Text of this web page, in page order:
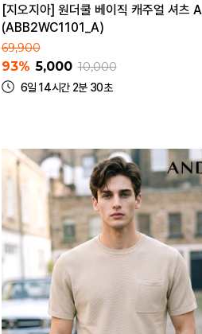
[지오지아] 원더쿨 베이직 캐주얼 셔츠 A
(ABB2WC1101_A)
69,900
93% 5,000 10,000
6일 14시간 2분 30초